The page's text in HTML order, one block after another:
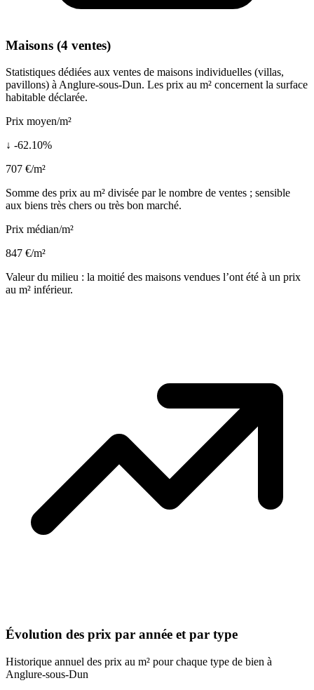
Maisons (4 ventes)
Statistiques dédiées aux ventes de maisons individuelles (villas,
pavillons) à Anglure-sous-Dun. Les prix au m² concernent la surface
habitable déclarée.
Prix moyen/m²
↓ -62.10%
707 €/m²
Somme des prix au m² divisée par le nombre de ventes ; sensible
aux biens très chers ou très bon marché.
Prix médian/m²
847 €/m²
Valeur du milieu : la moitié des maisons vendues l’ont été à un prix
au m² inférieur.
Évolution des prix par année et par type
Historique annuel des prix au m² pour chaque type de bien à
Anglure-sous-Dun